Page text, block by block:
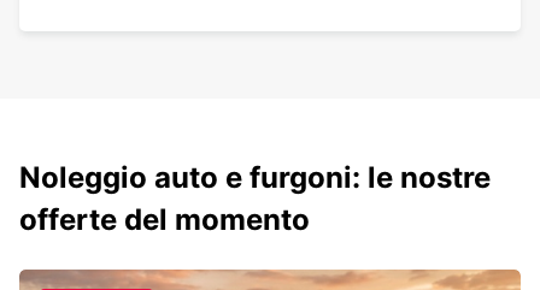
Noleggio auto e furgoni: le nostre
offerte del momento